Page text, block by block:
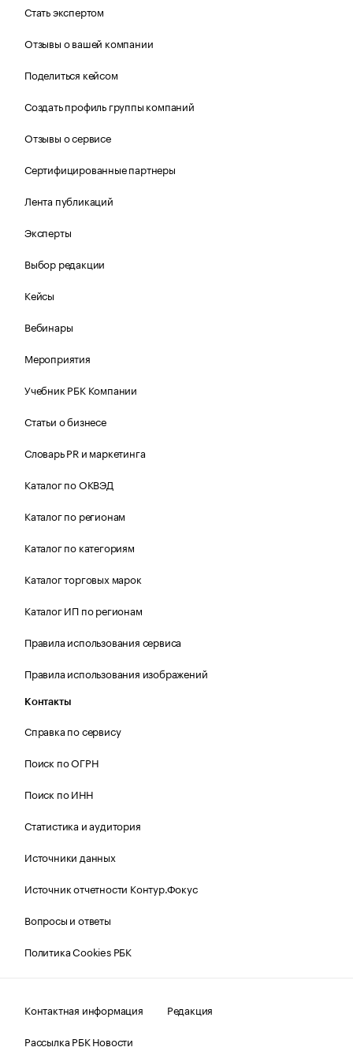
Стать экспертом
Отзывы о вашей компании
Поделиться кейсом
Создать профиль группы компаний
Отзывы о сервисе
Сертифицированные партнеры
Лента публикаций
Эксперты
Выбор редакции
Кейсы
Вебинары
Мероприятия
Учебник РБК Компании
Статьи о бизнесе
Словарь PR и маркетинга
Каталог по ОКВЭД
Каталог по регионам
Каталог по категориям
Каталог торговых марок
Каталог ИП по регионам
Правила использования сервиса
Правила использования изображений
Контакты
Справка по сервису
Поиск по ОГРН
Поиск по ИНН
Статистика и аудитория
Источники данных
Источник отчетности Контур.Фокус
Вопросы и ответы
Политика Cookies РБК
Контактная информация
Редакция
Рассылка РБК Новости